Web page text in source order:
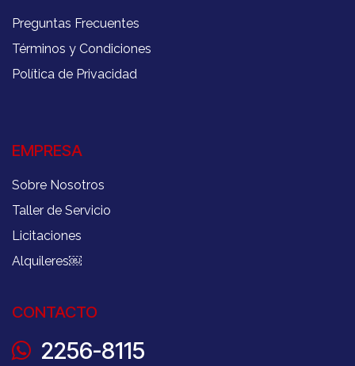
Preguntas Frecuentes
Términos y Condiciones
Política de Privacidad
EMPRESA
Sobre Nosotros
Taller de Servicio
Licitaciones
Alquileres￼
CONTACTO
2256-8115